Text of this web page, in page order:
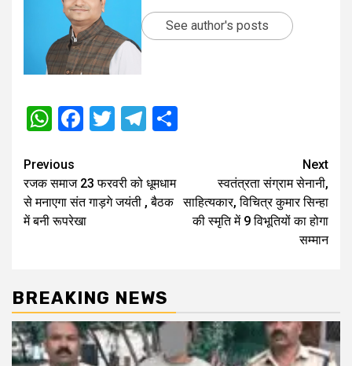
See author's posts
WhatsApp
Facebook
TwitterTelegram
Post
navigation
Previous
रजक समाज 23 फरवरी को धूमधाम
से मनाएगा संत गाड़गे जयंती , बैठक
में बनी रूपरेखा
Next
स्वतंत्रता संग्राम सेनानी,
साहित्यकार, विचित्र कुमार सिन्हा
की स्मृति में 9 विभूतियों का होगा
सम्मान
BREAKING NEWS